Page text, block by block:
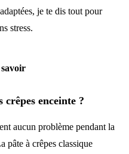
je te dis tout pour
stress.
savoir
enceinte ?
aucun problème pendant la
pâte à crêpes classique